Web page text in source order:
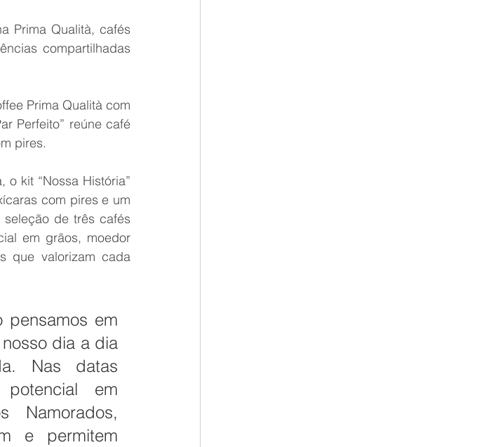
Prima Qualità, cafés
compartilhadas
Prima Qualità com
Perfeito” reúne café
pires.
kit “Nossa História”
com pires e um
seleção de três cafés
em grãos, moedor
que valorizam cada
pensamos em
dia a dia
Nas datas
potencial em
Namorados,
e permitem